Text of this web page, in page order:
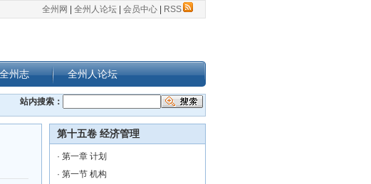
全州网 全州人论坛 会员中心 RSS
全州志 全州人论坛
站内搜索：
第十五卷 经济管理
· 第一章 计划
· 第一节 机构